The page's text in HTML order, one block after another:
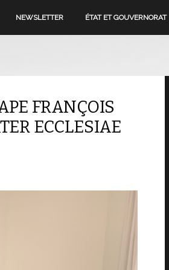
NEWSLETTER ÉTAT ET GOUVERNORAT
FRANÇOIS
ECCLESIAE